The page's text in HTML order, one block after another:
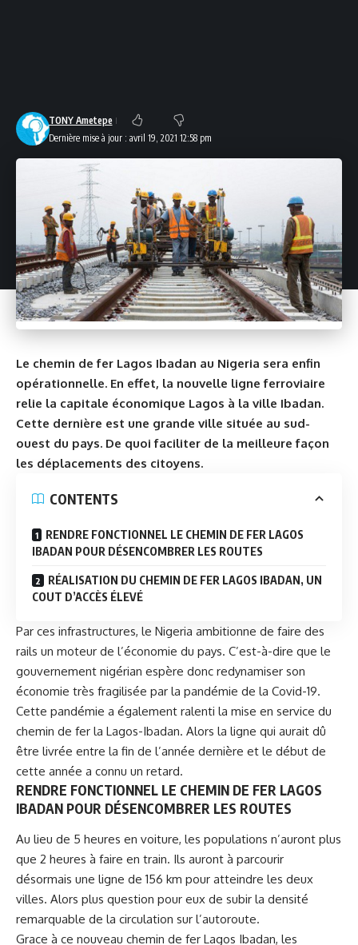
Dernière mise à jour : avril 19, 2021 12:58 pm
TONY Ametepe
Le chemin de fer Lagos Ibadan au Nigeria sera enfin
opérationnelle. En effet, la nouvelle ligne ferroviaire
relie la capitale économique Lagos à la ville Ibadan.
Cette dernière est une grande ville située au sud-
ouest du pays. De quoi faciliter de la meilleure façon
les déplacements des citoyens.
CONTENTS
RENDRE FONCTIONNEL LE CHEMIN DE FER LAGOS
IBADAN POUR DÉSENCOMBRER LES ROUTES
RÉALISATION DU CHEMIN DE FER LAGOS IBADAN, UN
COUT D’ACCÈS ÉLEVÉ
Par ces infrastructures, le Nigeria ambitionne de faire des
rails un moteur de l’économie du pays. C’est-à-dire que le
gouvernement nigérian espère donc redynamiser son
économie très fragilisée par la pandémie de la Covid-19.
Cette pandémie a également ralenti la mise en service du
chemin de fer la Lagos-Ibadan. Alors la ligne qui aurait dû
être livrée entre la fin de l’année dernière et le début de
cette année a connu un retard.
RENDRE FONCTIONNEL LE CHEMIN DE FER LAGOS
IBADAN POUR DÉSENCOMBRER LES ROUTES
Au lieu de 5 heures en voiture, les populations n’auront plus
que 2 heures à faire en train. Ils auront à parcourir
désormais une ligne de 156 km pour atteindre les deux
villes. Alors plus question pour eux de subir la densité
remarquable de la circulation sur l’autoroute.
Grace à ce nouveau chemin de fer Lagos Ibadan, les